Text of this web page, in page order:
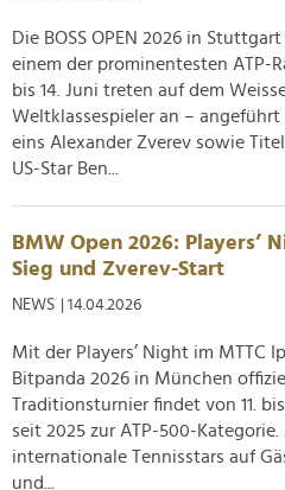
Die BOSS OPEN 2026 in
einem der prominentesten ATP-
bis 14. Juni treten auf dem
Weltklassespieler an –
eins Alexander Zverev sowie
US-Star Ben...
BMW Open 2026: Players’
Sieg und Zverev-Start
NEWS | 14.04.2026
Mit der Players’ Night im MTTC
Bitpanda 2026 in München
Traditionsturnier findet von 11.
seit 2025 zur ATP-500-
internationale Tennisstars auf
und...